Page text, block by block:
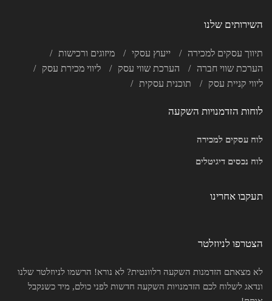
השירותים שלנו
תיווך עסקים למכירה ייעוץ עסקי
מיזוגים ורכישות
הערכת שווי חברה
הערכת שווי עסק
ליווי מכירת עסק
ליווי קניית עסק
תוכנית עסקית
לוחות הזדמנויות השקעה
לוח עסקים למכירה
לוח נכסים דיגיטלים
תעקבו אחרינו
הצטרפו לניוזלטר
לא מצאתם הזדמנות השקעה רלוונטית? לא נורא! הרשמו לניוזלטר שלנו
ונדאג לשלוח לכם הזדמנויות השקעה חדשות לפני כולם, מיד כשנקבל